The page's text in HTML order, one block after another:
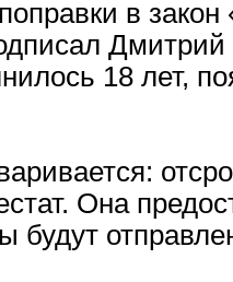
в
18 лет,
Она
будут